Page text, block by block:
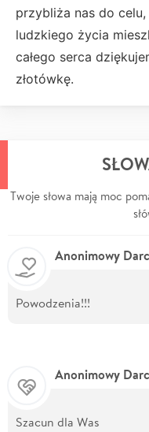
przybliża nas do
ludzkiego życia
całego serca
złotówkę.
Twoje słowa mają moc
Anonimowy
Powodzenia!!!
Anonimowy
Szacun dla Was